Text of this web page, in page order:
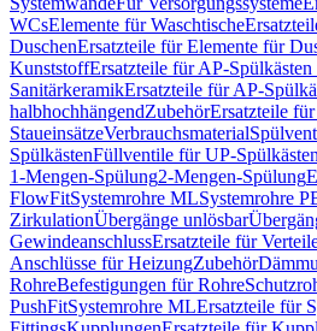
WCsElemente für Waschtische
DuschenErsatzteile für Elemente für
KunststoffErsatzteile für AP-
SanitärkeramikErsatzteile für AP-
halbhochhängendZubehörErsatzteile
StaueinsätzeVerbrauchsmaterial
SpülkästenFüllventile für UP-Spülkästen
1-Mengen-Spülung2-Mengen-Spülung
FlowFitSystemrohre MLSystemrohre
ZirkulationÜbergänge unlösbar
GewindeanschlussErsatzteile für
Anschlüsse für HeizungZubehör
RohreBefestigungen für Rohre
PushFitSystemrohre MLErsatzteile für